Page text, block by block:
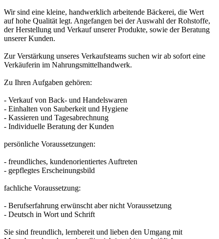
Wir sind eine kleine, handwerklich arbeitende Bäckerei, die Wert
auf hohe Qualität legt. Angefangen bei der Auswahl der Rohstoffe,
der Herstellung und Verkauf unserer Produkte, sowie der Beratung
unserer Kunden.
Zur Verstärkung unseres Verkaufsteams suchen wir ab sofort eine
Verkäuferin im Nahrungsmittelhandwerk.
Zu Ihren Aufgaben gehören:
- Verkauf von Back- und Handelswaren
- Einhalten von Sauberkeit und Hygiene
- Kassieren und Tagesabrechnung
- Individuelle Beratung der Kunden
persönliche Voraussetzungen:
- freundliches, kundenorientiertes Auftreten
- gepflegtes Erscheinungsbild
fachliche Voraussetzung:
- Berufserfahrung erwünscht aber nicht Voraussetzung
- Deutsch in Wort und Schrift
Sie sind freundlich, lernbereit und lieben den Umgang mit